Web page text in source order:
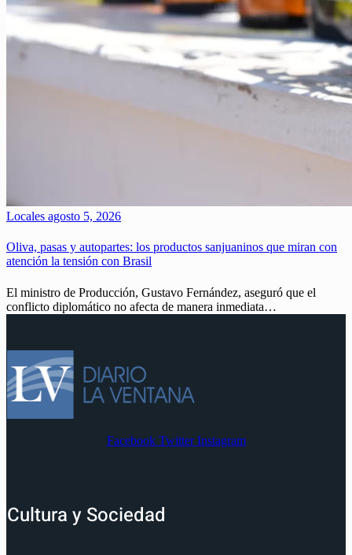
Locales agosto 5, 2026
Oliva, pasas y autopartes: los productos sanjuaninos que miran con
atención la tensión con Brasil
El ministro de Producción, Gustavo Fernández, aseguró que el
conflicto diplomático no afecta de manera inmediata…
Facebook Twitter Instagram
Cultura y Sociedad